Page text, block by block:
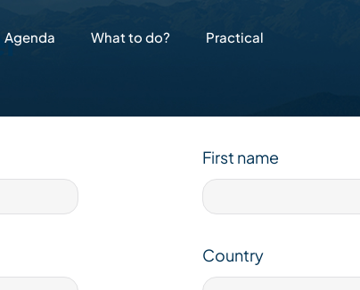
Agenda What to do? Practical
First name
Country